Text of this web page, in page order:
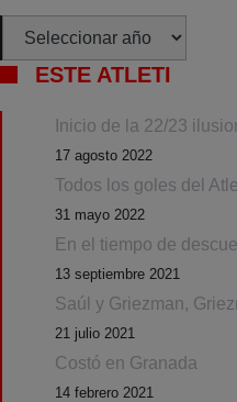
Archivos
ESTE ATLETI
Inicio de la 22/23
17 agosto 2022
Todos los goles del
31 mayo 2022
En el tiempo de
13 septiembre 2021
Saúl y Griezman,
21 julio 2021
Costó en Granada
14 febrero 2021